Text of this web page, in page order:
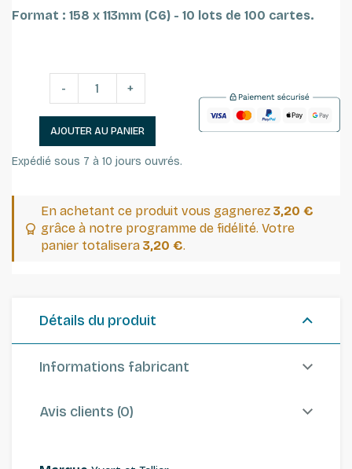
Format : 158 x 113mm (C6) - 10 lots de 100 cartes.
- +
AJOUTER AU PANIER
Expédié sous 7 à 10 jours ouvrés.
En achetant ce produit vous gagnerez 3,20 €
grâce à notre programme de fidélité. Votre
panier totalisera 3,20 €.
Détails du produit
Informations fabricant
Avis clients (0)